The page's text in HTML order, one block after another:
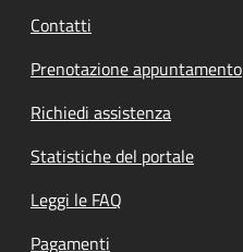
Contatti
Prenotazione appuntamento
Richiedi assistenza
Statistiche del portale
Leggi le FAQ
Pagamenti